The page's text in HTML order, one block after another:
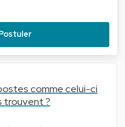
comme celui-ci
trouvent ?